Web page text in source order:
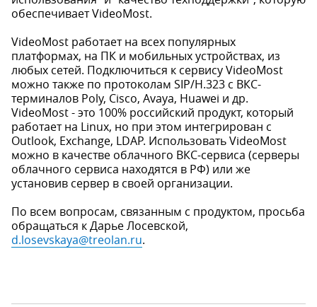
обеспечивает VideoMost.
VideoMost работает на всех популярных
платформах, на ПК и мобильных устройствах, из
любых сетей. Подключиться к сервису VideoMost
можно также по протоколам SIP/H.323 с ВКС-
терминалов Poly, Cisco, Avaya, Huawei и др.
VideoMost - это 100% российский продукт, который
работает на Linux, но при этом интегрирован с
Outlook, Exchange, LDAP. Использовать VideoMost
можно в качестве облачного ВКС-сервиса (серверы
облачного сервиса находятся в РФ) или же
установив сервер в своей организации.
По всем вопросам, связанным с продуктом, просьба
обращаться к Дарье Лосевской,
d.losevskaya@treolan.ru.